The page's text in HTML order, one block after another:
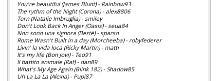
You're beautiful (James Blunt) - Rainbow93
The rythm of the Night (Corona) - alex8806
Torn (Natalie Imbruglia) - smiley
Don't Look Back In Anger (Oasis) - seua84
Non sono una signora (Bertè) - sparso
Rome Wasn't Built in a day (Morcheeba) - robyfederer
Livin' la vida loca (Ricky Martin) - matti
It's my life (Bon Jovi) - Teo91
Il battito animale (Raf) - dan89
What's My Age Again (Blink 182) - Shadow85
Uh La La La (Alexia) - Pupi87